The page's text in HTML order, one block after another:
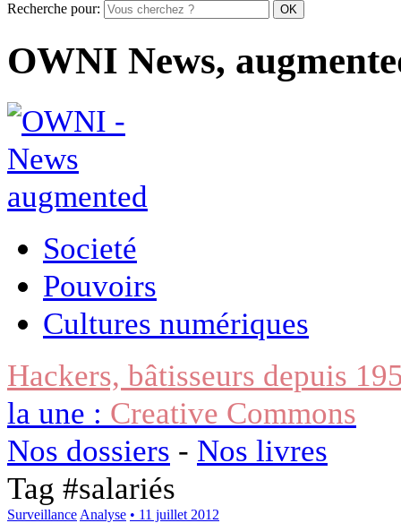
Recherche pour:
OWNI News,
Societé
Pouvoirs
Cultures numériques
Hackers, bâtisseurs depuis
la une : Creative Commons
Nos dossiers - Nos livres
Tag #salariés
Surveillance Analyse • 11 juillet 2012